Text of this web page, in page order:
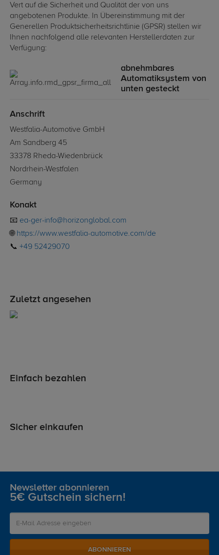
Vert auf die Sicherheit und Qualität der von uns
angebotenen Produkte. In Übereinstimmung mit der
Generellen Produktsicherheitsrichtlinie (GPSR) stellen wir
Ihnen nachfolgend alle relevanten Herstellerdaten zur
Verfügung:
abnehmbares
Automatiksystem von
unten gesteckt
Anschrift
Westfalia-Automotive GmbH
Am Sandberg 45
33378 Rheda-Wiedenbrück
Nordrhein-Westfalen
Germany
Konakt
📧 ea-ger-info@horizonglobal.com
🌐 https://www.westfalia-automotive.com/de
📞 +49 52429070
Zuletzt angesehen
Einfach bezahlen
Sicher einkaufen
Newsletter abonnieren
5€ Gutschein sichern!
ABONNIEREN